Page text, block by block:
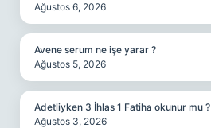
Ağustos 6, 2026
Avene serum ne işe yarar ?
Ağustos 5, 2026
Adetliyken 3 İhlas 1 Fatiha okunur mu ?
Ağustos 3, 2026